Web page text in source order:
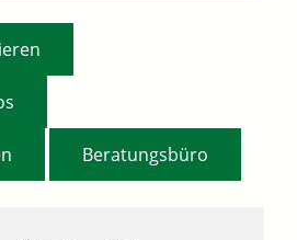
Beratungsbüro